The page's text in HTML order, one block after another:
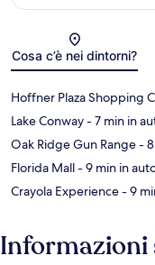
Cosa c’è nei dintorni?
Hoffner Plaza Shopping
Lake Conway- 7 min in
Oak Ridge Gun Range-
Florida Mall- 9 min in
Crayola Experience- 9
Informazioni